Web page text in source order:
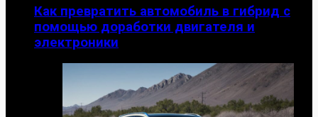
Как превратить автомобиль в гибрид с
помощью доработки двигателя и
электроники